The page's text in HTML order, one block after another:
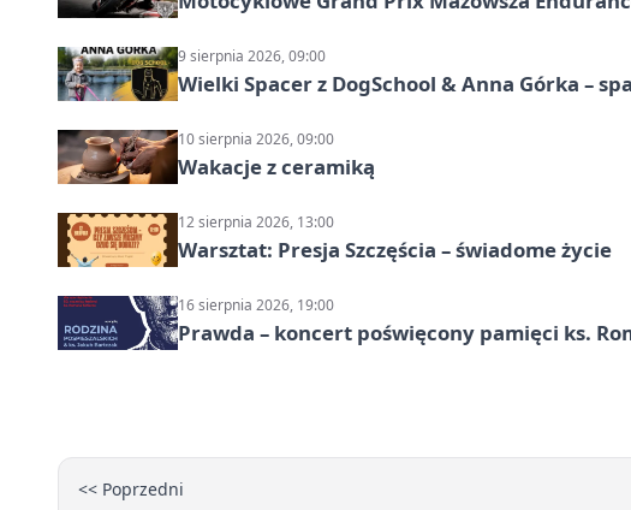
9 sierpnia 2026, 09:00
Wielki Spacer z DogSchool & Anna Górka –
10 sierpnia 2026, 09:00
Wakacje z ceramiką
12 sierpnia 2026, 13:00
Warsztat: Presja Szczęścia – świadome życie
16 sierpnia 2026, 19:00
Prawda – koncert poświęcony pamięci ks.
<< Poprzedni